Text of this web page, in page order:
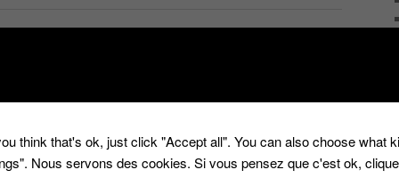
le samedi sur
5 anneaux d’or’
think that's ok, just click "Accept all". You can also choose what
Nous servons des cookies. Si vous pensez que c'est ok,